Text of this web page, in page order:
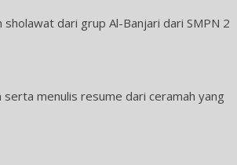
sholawat dari grup Al-Banjari dari SMPN 2
serta menulis resume dari ceramah yang